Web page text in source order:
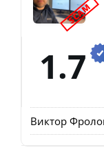
SCAM
1.7
Виктор